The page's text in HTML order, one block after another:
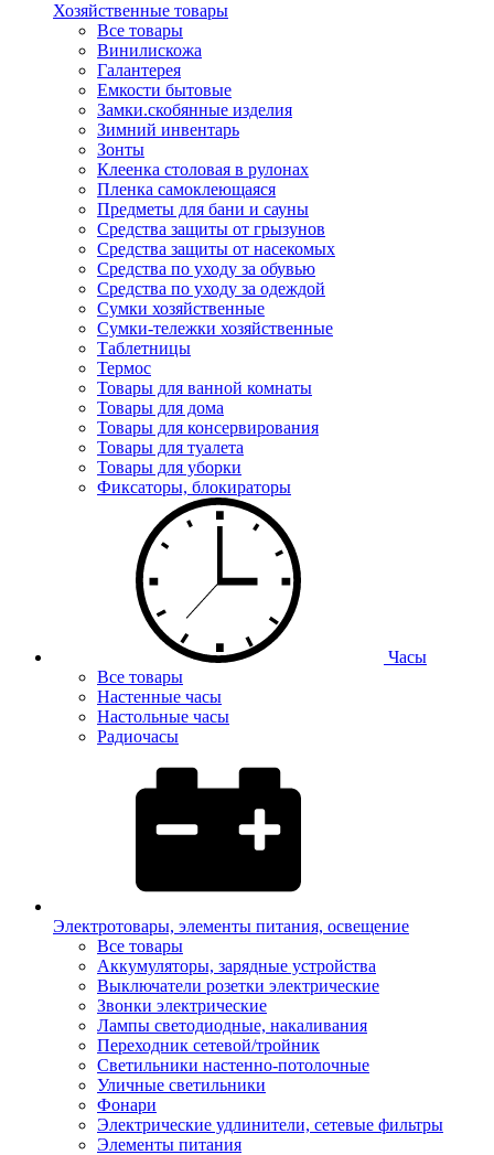
Хозяйственные товары
Все товары
Винилискожа
Галантерея
Емкости бытовые
Замки.скобянные изделия
Зимний инвентарь
Зонты
Клеенка столовая в рулонах
Пленка самоклеющаяся
Предметы для бани и сауны
Средства защиты от грызунов
Средства защиты от насекомых
Средства по уходу за обувью
Средства по уходу за одеждой
Сумки хозяйственные
Сумки-тележки хозяйственные
Таблетницы
Термос
Товары для ванной комнаты
Товары для дома
Товары для консервирования
Товары для туалета
Товары для уборки
Фиксаторы, блокираторы
Часы
Все товары
Настенные часы
Настольные часы
Радиочасы
Электротовары, элементы питания, освещение
Все товары
Аккумуляторы, зарядные устройства
Выключатели розетки электрические
Звонки электрические
Лампы светодиодные, накаливания
Переходник сетевой/тройник
Светильники настенно-потолочные
Уличные светильники
Фонари
Электрические удлинители, сетевые фильтры
Элементы питания